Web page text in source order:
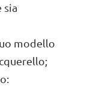
sia
modello